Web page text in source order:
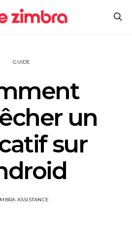
GUIDE
un
sur
ASSISTANCE